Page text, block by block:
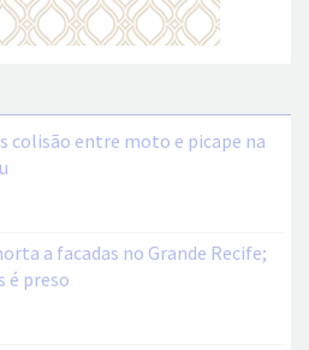
colisão entre moto e picape na
a facadas no Grande Recife;
é preso